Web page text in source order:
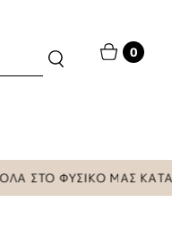
0
ΦΥΣΙΚΟ ΜΑΣ